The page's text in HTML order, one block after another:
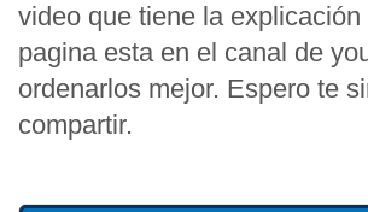
video que tiene la
pagina esta en el canal de
ordenarlos mejor. Espero te
compartir.